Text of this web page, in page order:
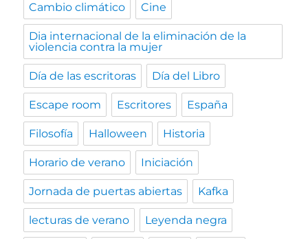
Cambio climático Cine
Dia internacional de la eliminación de la
violencia contra la mujer
Día de las escritoras Día del Libro
Escape room Escritores España
Filosofía Halloween Historia
Horario de verano Iniciación
Jornada de puertas abiertas Kafka
lecturas de verano Leyenda negra